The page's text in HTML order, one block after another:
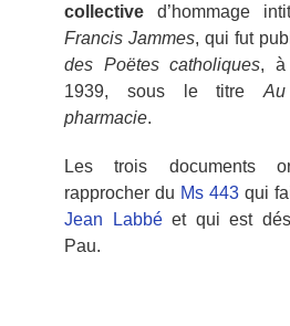
collective d’hommage
Francis Jammes, qui fut
des Poëtes catholiques, à
1939, sous le titre
pharmacie.
Les trois documents
rapprocher du Ms 443 qui
Jean Labbéet qui est
Pau.